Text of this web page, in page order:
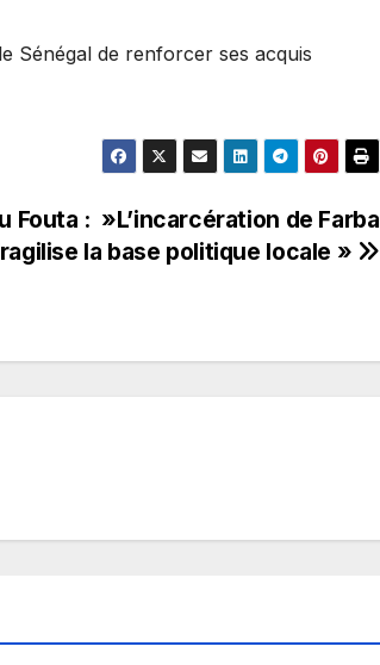
Sénégal de renforcer ses acquis
Fouta : »L’incarcération de Farba
la base politique locale »